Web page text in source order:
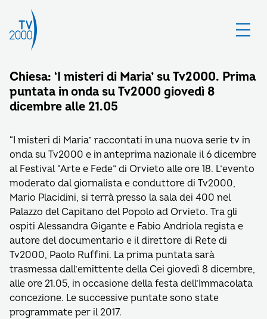
Chiesa: ‘I misteri di Maria’ su Tv2000. Prima
puntata in onda su Tv2000 giovedì 8
dicembre alle 21.05
“I misteri di Maria” raccontati in una nuova serie tv in
onda su Tv2000 e in anteprima nazionale il 6 dicembre
al Festival “Arte e Fede” di Orvieto alle ore 18. L’evento
moderato dal giornalista e conduttore di Tv2000,
Mario Placidini, si terrà presso la sala dei 400 nel
Palazzo del Capitano del Popolo ad Orvieto. Tra gli
ospiti Alessandra Gigante e Fabio Andriola regista e
autore del documentario e il direttore di Rete di
Tv2000, Paolo Ruffini. La prima puntata sarà
trasmessa dall’emittente della Cei giovedì 8 dicembre,
alle ore 21.05, in occasione della festa dell’Immacolata
concezione. Le successive puntate sono state
programmate per il 2017.